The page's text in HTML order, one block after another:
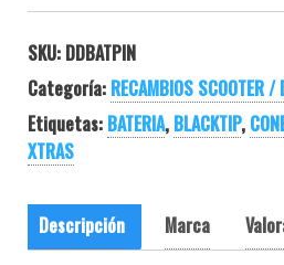
SKU: DDBATPIN
Categoría: RECAMBIOS SCOOTER /
Etiquetas: BATERIA, BLACKTIP,
XTRAS
Descripción Marca